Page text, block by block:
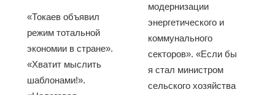
«Токаев объявил
режим тотальной
экономии в стране».
«Хватит мыслить
шаблонами!».
модернизации
энергетического и
коммунального
секторов». «Если бы
я стал министром
сельского хозяйства